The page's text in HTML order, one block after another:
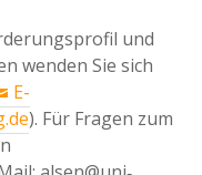
und
wenden Sie sich
E-
). Für Fragen zum